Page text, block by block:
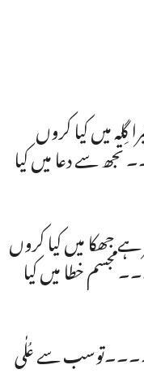
میں کیا کروں
سے دعا میں کیا
میں کیا کروں
خطا میں کیا
سے عُلٰی